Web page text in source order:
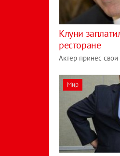
Клуни
ресторане
Актер принес
Мир